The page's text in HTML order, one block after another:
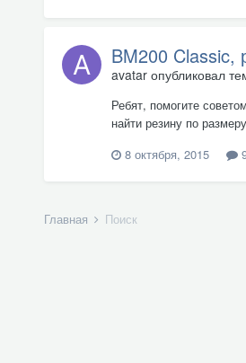
BM200 Classic,
avatarопубликовал
Ребят, помогите
найти резину по
8 октября, 2015
Главная Поиск